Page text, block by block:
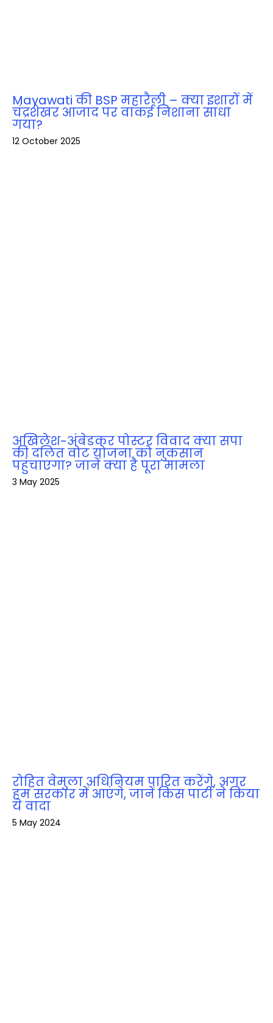
Mayawati की BSP महारैली – क्या इशारों में
चंद्रशेखर आजाद पर वाकई निशाना साधा
गया?
12 October 2025
अखिलेश-अंबेडकर पोस्टर विवाद क्या सपा
की दलित वोट योजना को नुकसान
पहुंचाएगा? जानें क्या है पूरा मामला
3 May 2025
रोहित वेमुला अधिनियम पारित करेंगे, अगर
हम सरकार में आएंगे, जानें किस पार्टी ने किया
ये वादा
5 May 2024